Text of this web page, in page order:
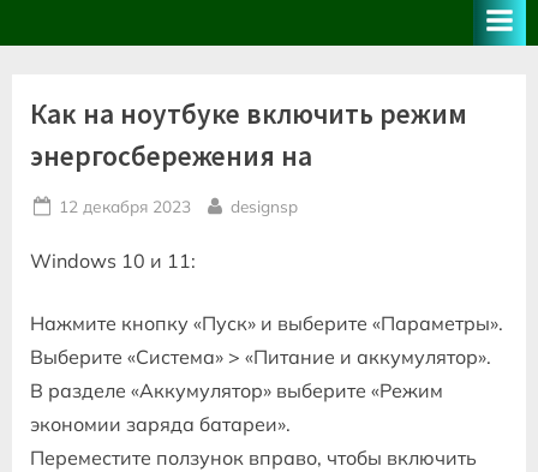
Как на ноутбуке включить режим
энергосбережения на
Posted
12 декабря 2023 By
designsp
Windows 10 и 11:
Нажмите кнопку «Пуск» и выберите «Параметры».
Выберите «Система» > «Питание и аккумулятор».
В разделе «Аккумулятор» выберите «Режим
экономии заряда батареи».
Переместите ползунок вправо, чтобы включить